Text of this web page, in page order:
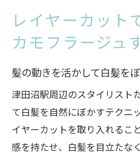
レイヤーカット
カモフラージュ
髪の動きを活かして白髪を
津田沼駅周辺のスタイリスト
て白髪を自然にぼかすテクニ
イヤーカットを取り入れるこ
感を持たせ、白髪を目立たな